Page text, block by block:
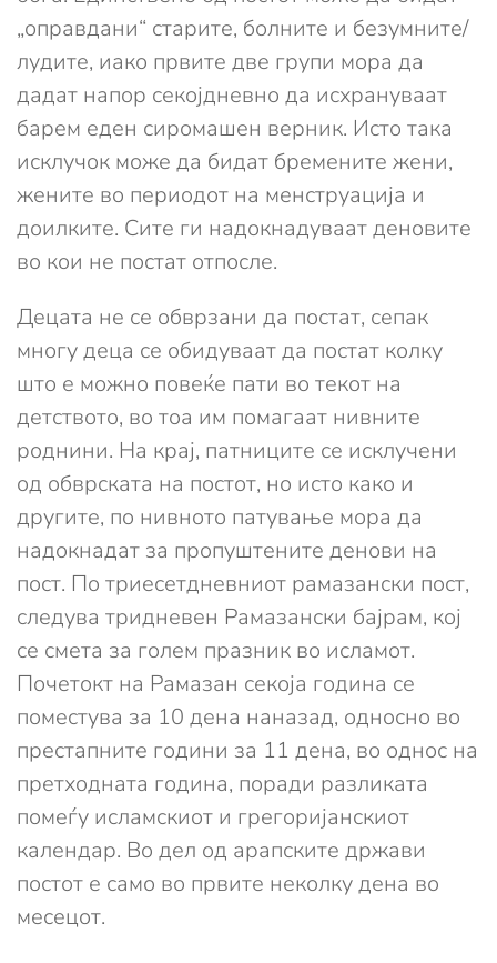
„оправдани“ старите, болните и безумните/
лудите, иако првите две групи мора да
дадат напор секојдневно да исхрануваат
барем еден сиромашен верник. Исто така
исклучок може да бидат бремените жени,
жените во периодот на менструација и
доилките. Сите ги надокнадуваат деновите
во кои не постат отпосле.
Децата не се обврзани да постат, сепак
многу деца се обидуваат да постат колку
што е можно повеќе пати во текот на
детството, во тоа им помагаат нивните
роднини. На крај, патниците се исклучени
од обврската на постот, но исто како и
другите, по нивното патување мора да
надокнадат за пропуштените денови на
пост. По триесетдневниот рамазански пост,
следува тридневен Рамазански бајрам, кој
се смета за голем празник во исламот.
Почетокт на Рамазан секоја година се
поместува за 10 дена наназад, односно во
престапните години за 11 дена, во однос на
претходната година, поради разликата
помеѓу исламскиот и грегоријанскиот
календар. Во дел од арапските држави
постот е само во првите неколку дена во
месецот.